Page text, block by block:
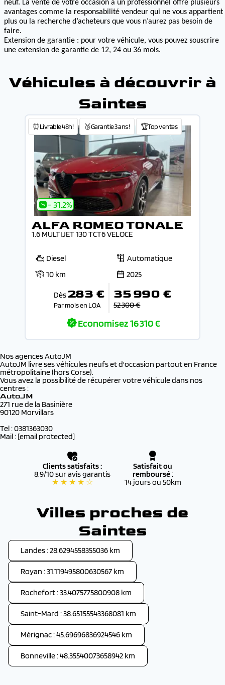
neuf. La vente de votre occasion à un professionnel offre plusieurs
avantages comme la responsabilité vendeur qui ne vous appartient
plus ou la recherche d’acheteurs que vous n’aurez pas besoin de
faire.
Extension de garantie : pour votre véhicule, vous pouvez souscrire
une extension de garantie de 12, 24 ou 36 mois.
Véhicules à découvrir à
Saintes
⏰Livrable 48h! 🥉Garantie 3 ans ! 🏆Top ventes
- 31.2%
ALFA ROMEO TONALE
1.6 MULTIJET 130 TCT6 VELOCE
Diesel
Automatique
10 km
2025
Dès 283 €
Par mois en LOA
35 990 €
52 300 €
Economisez16 310 €
Nos agences AutoJM
AutoJM livre ses véhicules neufs et d'occasion partout en France
métropolitaine (hors Corse).
Vous avez la possibilité de récupérer votre véhicule dans nos
centres :
AutoJM
271 rue de la Basinière
90120 Morvillars
Tel : 0381363030
Mail : [email protected]
Clients satisfaits :
8.9/10 sur avis garantis
★ ★ ★ ★ ☆
Satisfait ou
remboursé:
14 jours ou 50km
Villes proches de
Saintes
Landes : 28.6294558355036 km
Royan : 31.119495800630567 km
Rochefort : 33.4075775800908 km
Saint-Mard : 38.65155543368081 km
Mérignac : 45.69696836924546 km
Bonneville : 48.35540073658942 km